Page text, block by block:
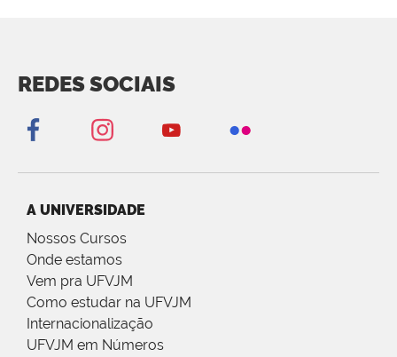
REDES SOCIAIS
A UNIVERSIDADE
Nossos Cursos
Onde estamos
Vem pra UFVJM
Como estudar na UFVJM
Internacionalização
UFVJM em Números